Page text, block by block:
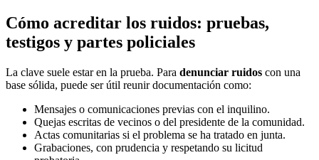
Cómo acreditar los ruidos: pruebas,
testigos y partes policiales
La clave suele estar en la prueba. Para denunciar ruidos con una
base sólida, puede ser útil reunir documentación como:
Mensajes o comunicaciones previas con el inquilino.
Quejas escritas de vecinos o del presidente de la comunidad.
Actas comunitarias si el problema se ha tratado en junta.
Grabaciones, con prudencia y respetando su licitud